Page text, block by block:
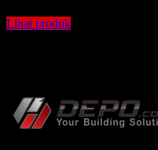
Lihat produk